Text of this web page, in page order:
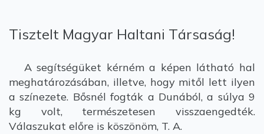
Tisztelt Magyar Haltani Társaság!
A segítségüket kérném a képen látható hal
meghatározásában, illetve, hogy mitől lett ilyen
a színezete. Bősnél fogták a Dunából, a súlya 9
kg volt, természetesen visszaengedték.
Válaszukat előre is köszönöm, T. A.